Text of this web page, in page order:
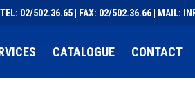
02/502.36.65 | FAX: 02/502.36.66 | MAIL:
CATALOGUE CONTACT